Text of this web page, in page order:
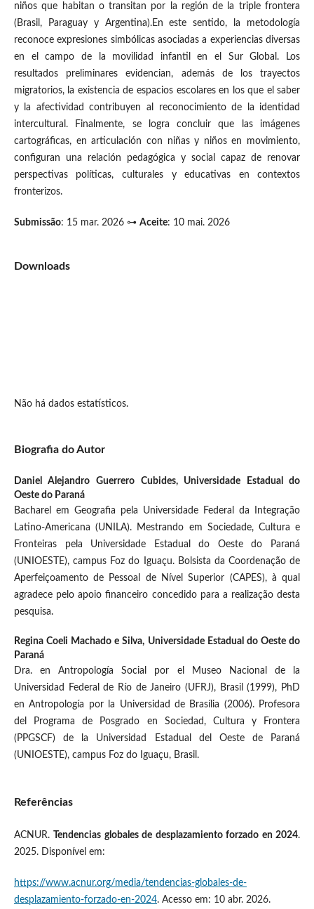
niños que habitan o transitan por la región de la triple frontera
(Brasil, Paraguay y Argentina).En este sentido, la metodología
reconoce expresiones simbólicas asociadas a experiencias diversas
en el campo de la movilidad infantil en el Sur Global. Los
resultados preliminares evidencian, además de los trayectos
migratorios, la existencia de espacios escolares en los que el saber
y la afectividad contribuyen al reconocimiento de la identidad
intercultural. Finalmente, se logra concluir que las imágenes
cartográficas, en articulación con niñas y niños en movimiento,
configuran una relación pedagógica y social capaz de renovar
perspectivas políticas, culturales y educativas en contextos
fronterizos.
Submissão: 15 mar. 2026 ⊶ Aceite: 10 mai. 2026
Downloads
Não há dados estatísticos.
Biografia do Autor
Daniel Alejandro Guerrero Cubides, Universidade Estadual do
Oeste do Paraná
Bacharel em Geografia pela Universidade Federal da Integração
Latino-Americana (UNILA). Mestrando em Sociedade, Cultura e
Fronteiras pela Universidade Estadual do Oeste do Paraná
(UNIOESTE), campus Foz do Iguaçu. Bolsista da Coordenação de
Aperfeiçoamento de Pessoal de Nível Superior (CAPES), à qual
agradece pelo apoio financeiro concedido para a realização desta
pesquisa.
Regina Coeli Machado e Silva, Universidade Estadual do Oeste do
Paraná
Dra. en Antropología Social por el Museo Nacional de la
Universidad Federal de Río de Janeiro (UFRJ), Brasil (1999), PhD
en Antropología por la Universidad de Brasília (2006). Profesora
del Programa de Posgrado en Sociedad, Cultura y Frontera
(PPGSCF) de la Universidad Estadual del Oeste de Paraná
(UNIOESTE), campus Foz do Iguaçu, Brasil.
Referências
ACNUR.Tendencias globales de desplazamiento forzado en 2024.
2025. Disponível em:
https://www.acnur.org/media/tendencias-globales-de-
desplazamiento-forzado-en-2024. Acesso em: 10 abr. 2026.